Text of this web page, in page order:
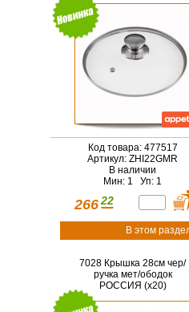
Код товара: 477517
Артикул: ZHI22GMR
В наличии
Мин: 1 Уп: 1
266 22
В этом
7028 Крышка 28см чер/
ручка мет/ободок
РОССИЯ (х20)